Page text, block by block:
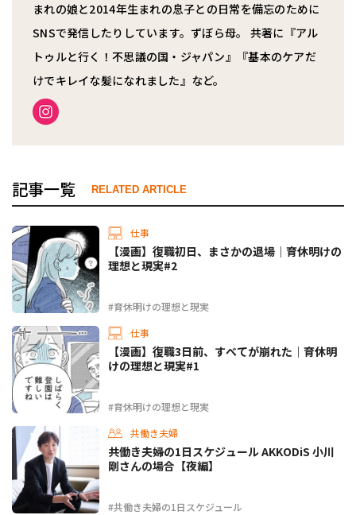
まれの娘と2014年生まれの息子との日常を備忘のために
SNSで発信したりしています。ずぼら母。 共著に『アル
トゥルと行く！不思議の国・ジャパン』『基本のケアだ
けでキレイな髪になれました』など。
記事一覧 RELATED ARTICLE
仕事
#育休明けの理想と現実
【漫画】復職初日、まさかの退場｜育休明けの
理想と現実#2
仕事
#育休明けの理想と現実
【漫画】復職3日前、すべてが崩れた｜育休明
けの理想と現実#1
共働き夫婦
#共働き夫婦の1日スケジュール
共働き夫婦の1日スケジュール AKKODiS 小川
剛さんの場合【夜編】